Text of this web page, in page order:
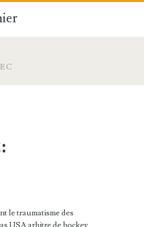
le traumatisme des
USA arbitre de hockey